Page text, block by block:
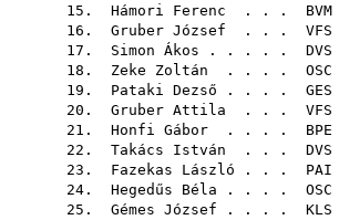
15. Hámori Ferenc . . . BVM
16. Gruber József . . . VFS
17. Simon Ákos . . . . . DVS
18. Zeke Zoltán . . . . OSC
19. Pataki Dezső . . . . GES
20. Gruber Attila . . . VFS
21. Honfi Gábor . . . . BPE
22. Takács István . . . DVS
23. Fazekas László . . . PAI
24. Hegedűs Béla . . . . OSC
25. Gémes József . . . . KLS